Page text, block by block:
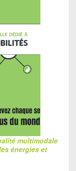
multimodale
énergies et